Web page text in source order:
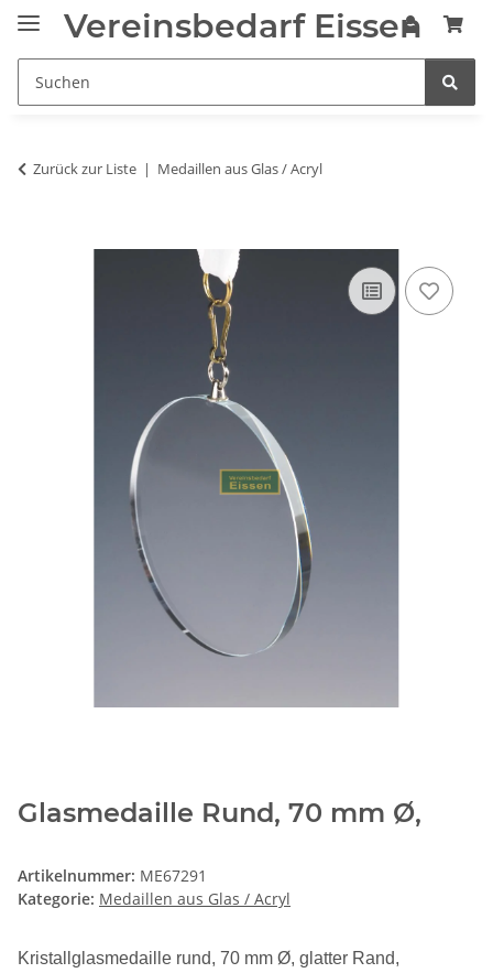
Vereinsbedarf Eissen
Zurück zur Liste Medaillen aus Glas / Acryl
Glasmedaille Rund, 70 mm Ø,
Artikelnummer: ME67291
Kategorie: Medaillen aus Glas / Acryl
Kristallglasmedaille rund, 70 mm Ø, glatter Rand,